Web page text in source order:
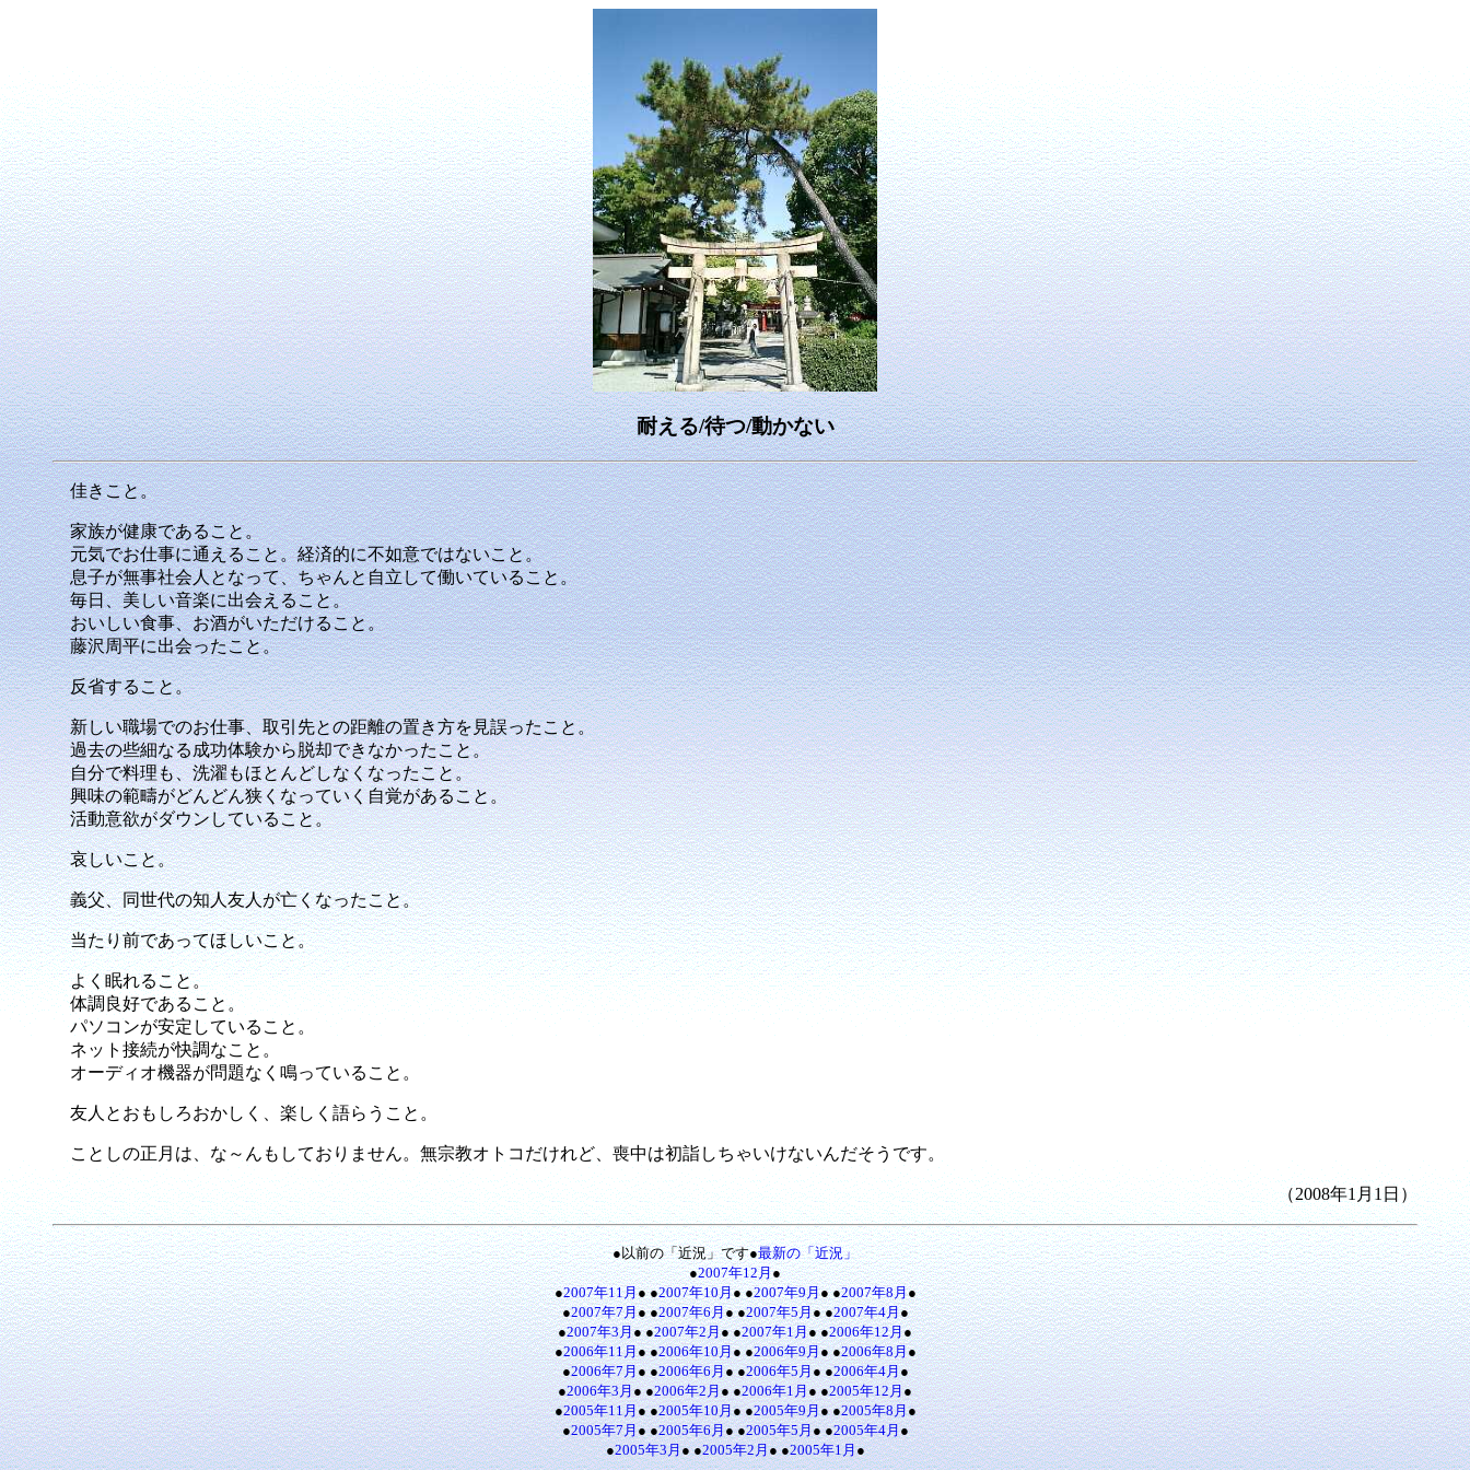
耐える/待つ/動かない
佳きこと。
家族が健康であること。
元気でお仕事に通えること。経済的に不如意ではないこと。
息子が無事社会人となって、ちゃんと自立して働いていること。
毎日、美しい音楽に出会えること。
おいしい食事、お酒がいただけること。
藤沢周平に出会ったこと。
反省すること。
新しい職場でのお仕事、取引先との距離の置き方を見誤ったこと。
過去の些細なる成功体験から脱却できなかったこと。
自分で料理も、洗濯もほとんどしなくなったこと。
興味の範疇がどんどん狭くなっていく自覚があること。
活動意欲がダウンしていること。
哀しいこと。
義父、同世代の知人友人が亡くなったこと。
当たり前であってほしいこと。
よく眠れること。
体調良好であること。
パソコンが安定していること。
ネット接続が快調なこと。
オーディオ機器が問題なく鳴っていること。
友人とおもしろおかしく、楽しく語らうこと。
ことしの正月は、な～んもしておりません。無宗教オトコだけれど、喪中は初詣しちゃいけないんだそうです。
（2008年1月1日）
●以前の「近況」です●最新の「近況」
●2007年12月●
●2007年11月● ●2007年10月● ●2007年9月● ●2007年8月●
●2007年7月● ●2007年6月● ●2007年5月● ●2007年4月●
●2007年3月● ●2007年2月● ●2007年1月● ●2006年12月●
●2006年11月● ●2006年10月● ●2006年9月● ●2006年8月●
●2006年7月● ●2006年6月● ●2006年5月● ●2006年4月●
●2006年3月● ●2006年2月● ●2006年1月● ●2005年12月●
●2005年11月● ●2005年10月● ●2005年9月● ●2005年8月●
●2005年7月● ●2005年6月● ●2005年5月● ●2005年4月●
●2005年3月● ●2005年2月● ●2005年1月●